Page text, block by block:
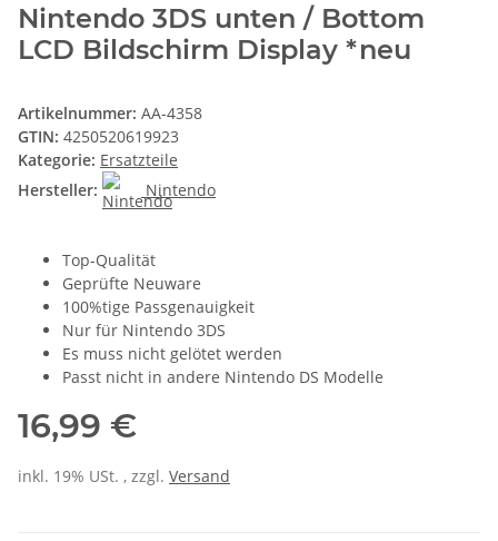
Nintendo 3DS unten / Bottom
LCD Bildschirm Display *neu
Artikelnummer: AA-4358
GTIN: 4250520619923
Kategorie: Ersatzteile
Hersteller:
Nintendo
Top-Qualität
Geprüfte Neuware
100%tige Passgenauigkeit
Nur für Nintendo 3DS
Es muss nicht gelötet werden
Passt nicht in andere Nintendo DS Modelle
16,99 €
inkl. 19% USt. , zzgl. Versand